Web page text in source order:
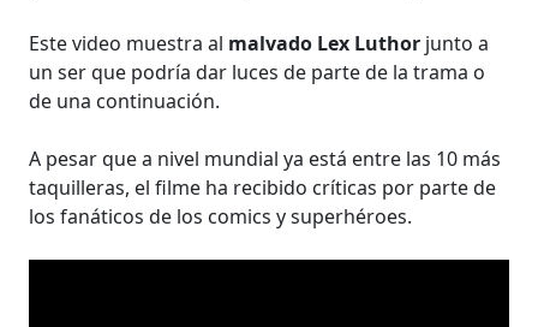
Este video muestra al malvado Lex Luthor junto a
un ser que podría dar luces de parte de la trama o
de una continuación.
A pesar que a nivel mundial ya está entre las 10 más
taquilleras, el filme ha recibido críticas por parte de
los fanáticos de los comics y superhéroes.